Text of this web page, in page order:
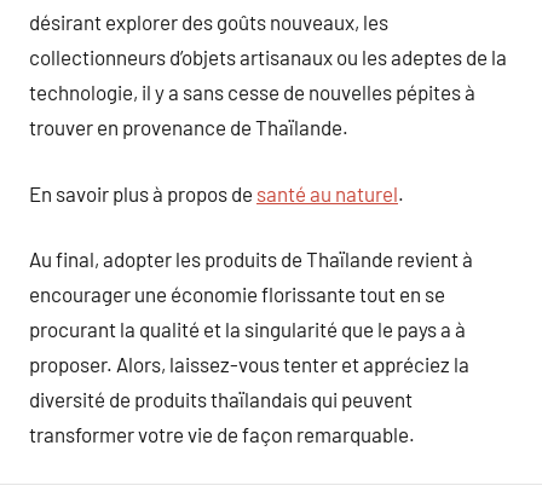
désirant explorer des goûts nouveaux, les
collectionneurs d’objets artisanaux ou les adeptes de la
technologie, il y a sans cesse de nouvelles pépites à
trouver en provenance de Thaïlande.
En savoir plus à propos de santé au naturel.
Au final, adopter les produits de Thaïlande revient à
encourager une économie florissante tout en se
procurant la qualité et la singularité que le pays a à
proposer. Alors, laissez-vous tenter et appréciez la
diversité de produits thaïlandais qui peuvent
transformer votre vie de façon remarquable.